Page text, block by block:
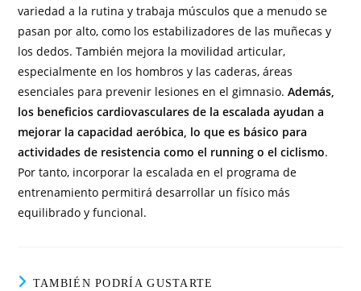
variedad a la rutina y trabaja músculos que a menudo se
pasan por alto, como los estabilizadores de las muñecas y
los dedos. También mejora la movilidad articular,
especialmente en los hombros y las caderas, áreas
esenciales para prevenir lesiones en el gimnasio.Además,
los beneficios cardiovasculares de la escalada ayudan a
mejorar la capacidad aeróbica, lo que es básico para
actividades de resistencia como el running o el ciclismo.
Por tanto, incorporar la escalada en el programa de
entrenamiento permitirá desarrollar un físico más
equilibrado y funcional.
TAMBIÉN PODRÍA GUSTARTE